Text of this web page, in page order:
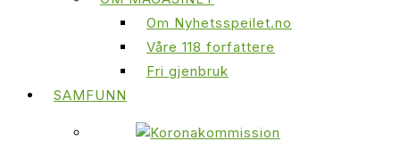
Om Nyhetsspeilet.no
Våre 118 forfattere
Fri gjenbruk
SAMFUNN